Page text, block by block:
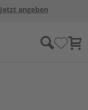
Jetzt angeben